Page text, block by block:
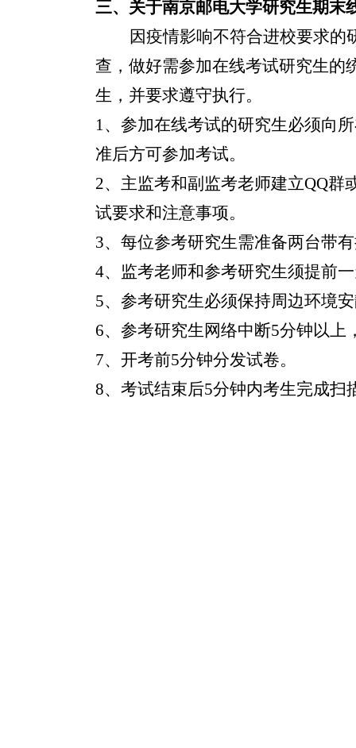
三、关于南京邮电大学研究生期末
因疫情影响不符合进校要求
查，做好需参加在线考试研究生的
生，并要求遵守执行。
1、 参加在线考试的研究生必须向
准后方可参加考试。
2、 主监考和副监考老师建立QQ群
试要求和注意事项。
3、 每位参考研究生需准备两台带
4、 监考老师和参考研究生须提前
5、 参考研究生必须保持周边环境
6、 参考研究生网络中断5分钟以上
7、 开考前5分钟分发试卷。
8、 考试结束后5分钟内考生完成扫